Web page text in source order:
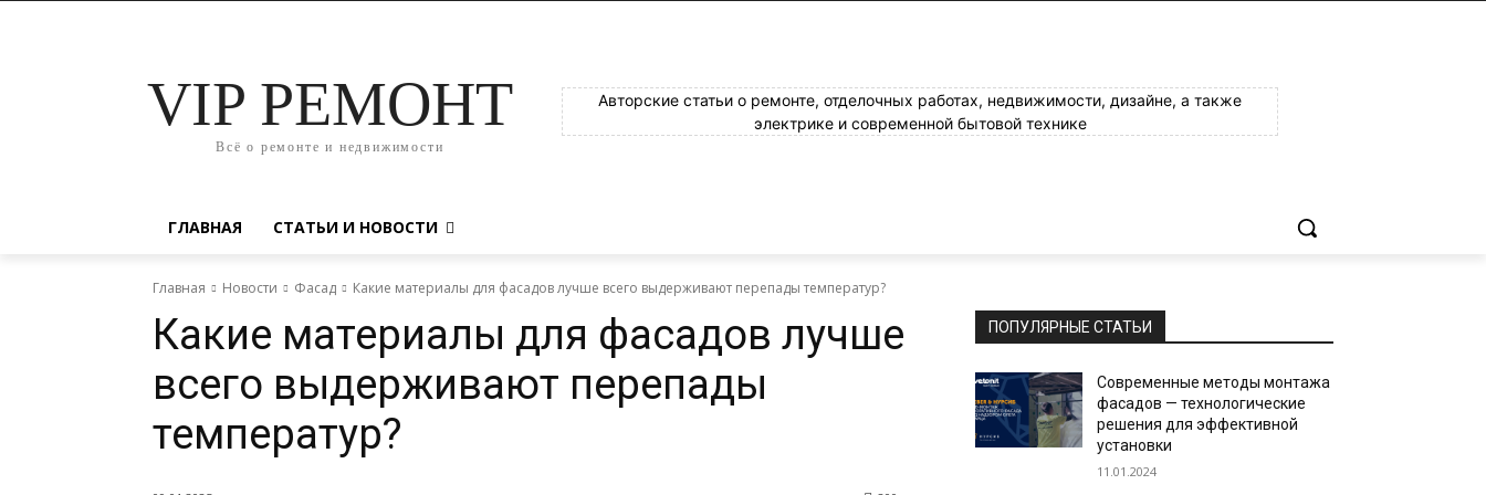
VIP РЕМОНТ
Всё о ремонте и недвижимости
Авторские статьи о ремонте, отделочных работах, недвижимости, дизайне, а также
электрике и современной бытовой технике
ГЛАВНАЯ СТАТЬИ И НОВОСТИ
Главная Новости Фасад Какие материалы для фасадов лучше всего выдерживают перепады температур?
Какие материалы для фасадов лучше
всего выдерживают перепады
температур?
ПОПУЛЯРНЫЕ СТАТЬИ
Современные методы монтажа
фасадов — технологические
решения для эффективной
установки
11.01.2024